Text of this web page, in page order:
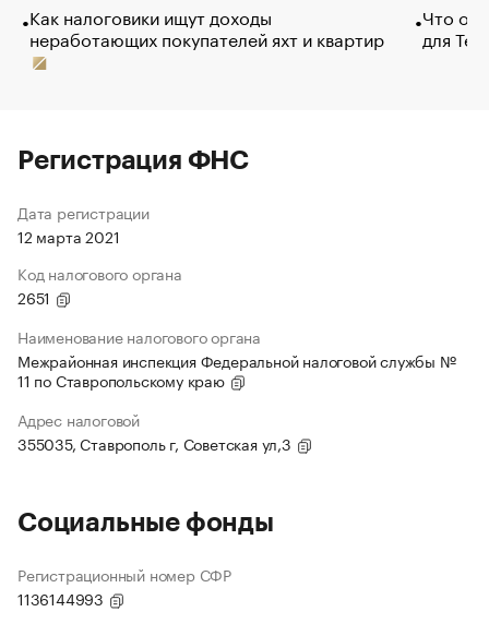
Как налоговики ищут доходы
неработающих покупателей яхт и квартир
Что
для
Регистрация ФНС
Дата регистрации
12 марта 2021
Код налогового органа
2651
Наименование налогового органа
Межрайонная инспекция Федеральной налоговой службы №
11 по Ставропольскому краю
Адрес налоговой
355035, Ставрополь г, Советская ул,3
Социальные фонды
Регистрационный номер СФР
1136144993